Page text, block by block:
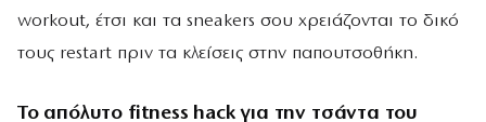
workout, έτσι και τα sneakers σου χρειάζονται το δικό
τους restart πριν τα κλείσεις στην παπουτσοθήκη.
Το απόλυτο fitness hack για την τσάντα του